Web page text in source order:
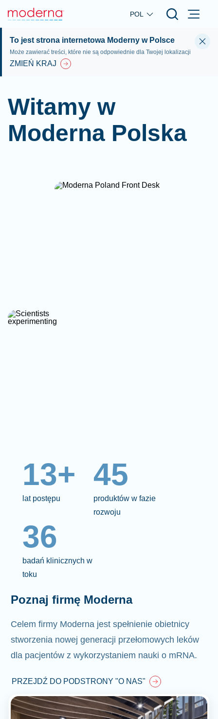
Skip to main content
POL
To jest strona internetowa Moderny w Polsce
Może zawierać treści, które nie są odpowiednie dla Twojej lokalizacji
ZMIEŃ KRAJ
Witamy w
Moderna Polska
13+
lat postępu
45
produktów w fazie
rozwoju
36
badań klinicznych w
toku
Poznaj firmę Moderna
Celem firmy Moderna jest spełnienie obietnicy
stworzenia nowej generacji przełomowych leków
dla pacjentów z wykorzystaniem nauki o mRNA.
PRZEJDŹ DO PODSTRONY "O NAS"